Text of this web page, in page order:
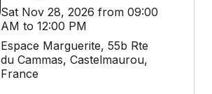
Sat Nov 28, 2026 from 09:00
AM to 12:00 PM
Espace Marguerite, 55b Rte
du Cammas, Castelmaurou,
France